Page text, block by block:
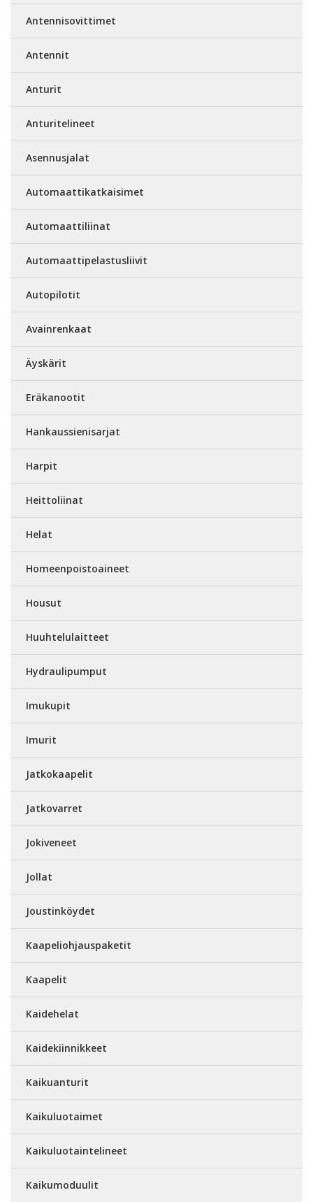
Antennisovittimet
Antennit
Anturit
Anturitelineet
Asennusjalat
Automaattikatkaisimet
Automaattiliinat
Automaattipelastusliivit
Autopilotit
Avainrenkaat
Äyskärit
Eräkanootit
Hankaussienisarjat
Harpit
Heittoliinat
Helat
Homeenpoistoaineet
Housut
Huuhtelulaitteet
Hydraulipumput
Imukupit
Imurit
Jatkokaapelit
Jatkovarret
Jokiveneet
Jollat
Joustinköydet
Kaapeliohjauspaketit
Kaapelit
Kaidehelat
Kaidekiinnikkeet
Kaikuanturit
Kaikuluotaimet
Kaikuluotaintelineet
Kaikumoduulit